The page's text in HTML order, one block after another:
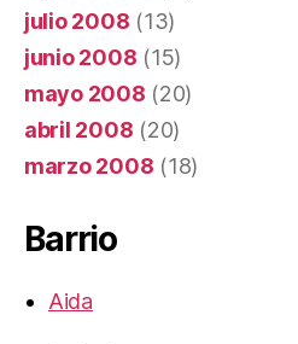
julio 2008 (13)
junio 2008 (15)
mayo 2008 (20)
abril 2008 (20)
marzo 2008 (18)
Barrio
Aida